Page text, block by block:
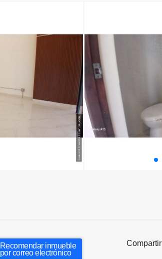
Recomendar inmueble
por correo electrónico
Compartir